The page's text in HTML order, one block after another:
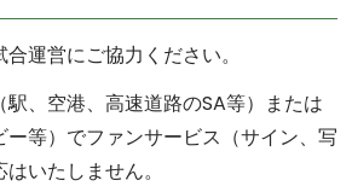
運営にご協力ください。
、空港、高速道路のSA等）または
等）でファンサービス（サイン、写
いたしません。